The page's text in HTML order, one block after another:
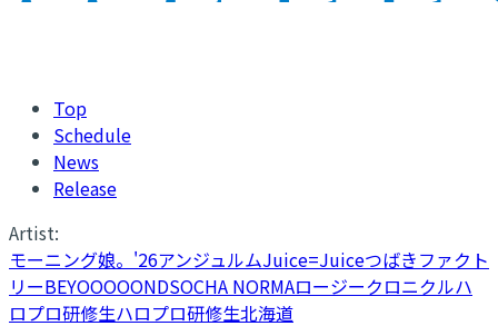
Top
Schedule
News
Release
Artist:
モーニング娘。'26アンジュルムJuice=Juiceつばきファクト
リーBEYOOOOONDSOCHA NORMAロージークロニクルハ
ロプロ研修生ハロプロ研修生北海道